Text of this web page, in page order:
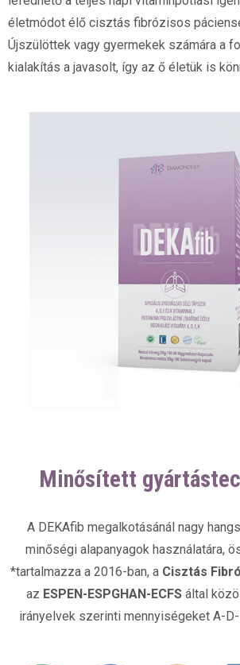
életmódot élő cisztás fibrózisos
Újszülöttek vagy gyermekek számára a
kialakítás a javasolt, így az ő életük is
Minősített
A DEKAfib megalkotásánál nagy
minőségi alapanyagok használatára,
*tartalmazza a 2016-ban, a Cisztás
az ESPEN-ESPGHAN-ECFS által
irányelvek szerinti mennyiségeket A-